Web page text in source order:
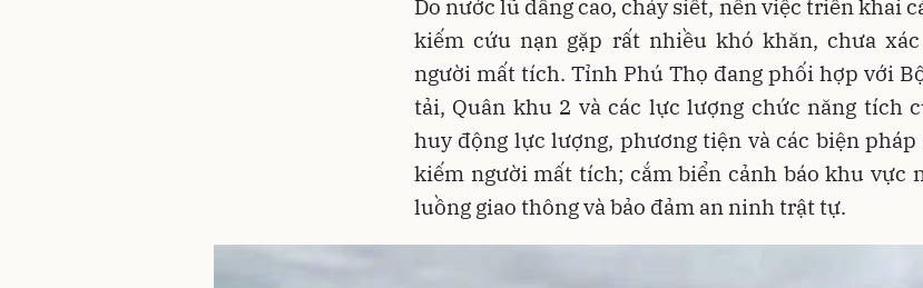
Do nước lũ dâng cao, chảy siết, nên việc triển khai
kiếm cứu nạn gặp rất nhiều khó khăn, chưa
người mất tích. Tỉnh Phú Thọ đang phối hợp với
tải, Quân khu 2 và các lực lượng chức năng tích
huy động lực lượng, phương tiện và các biện
kiếm người mất tích; cắm biển cảnh báo khu vực
luồng giao thông và bảo đảm an ninh trật tự.